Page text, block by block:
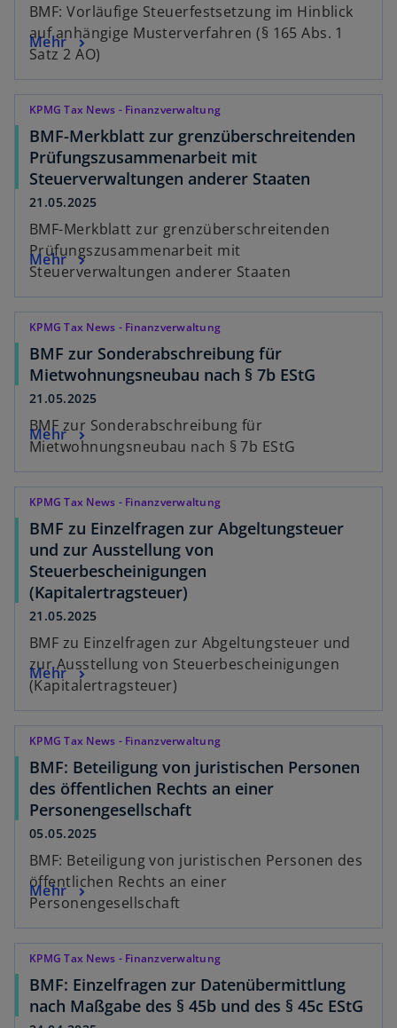
BMF: Vorläufige Steuerfestsetzung im Hinblick
auf anhängige Musterverfahren (§ 165 Abs. 1
Satz 2 AO)
Mehr
KPMG Tax News - Finanzverwaltung
BMF-Merkblatt zur grenzüberschreitenden
Prüfungszusammenarbeit mit
Steuerverwaltungen anderer Staaten
21.05.2025
BMF-Merkblatt zur grenzüberschreitenden
Prüfungszusammenarbeit mit
Steuerverwaltungen anderer Staaten
Mehr
KPMG Tax News - Finanzverwaltung
BMF zur Sonderabschreibung für
Mietwohnungsneubau nach § 7b EStG
21.05.2025
BMF zur Sonderabschreibung für
Mietwohnungsneubau nach § 7b EStG
Mehr
KPMG Tax News - Finanzverwaltung
BMF zu Einzelfragen zur Abgeltungsteuer
und zur Ausstellung von
Steuerbescheinigungen
(Kapitalertragsteuer)
21.05.2025
BMF zu Einzelfragen zur Abgeltungsteuer und
zur Ausstellung von Steuerbescheinigungen
(Kapitalertragsteuer)
Mehr
KPMG Tax News - Finanzverwaltung
BMF: Beteiligung von juristischen Personen
des öffentlichen Rechts an einer
Personengesellschaft
05.05.2025
BMF: Beteiligung von juristischen Personen des
öffentlichen Rechts an einer
Personengesellschaft
Mehr
KPMG Tax News - Finanzverwaltung
BMF: Einzelfragen zur Datenübermittlung
nach Maßgabe des § 45b und des § 45c EStG